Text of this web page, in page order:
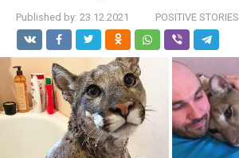
Published by: 23.12.2021 POSITIVE STORIES